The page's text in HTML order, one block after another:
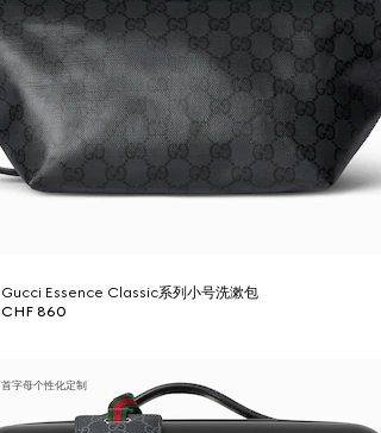
Gucci Essence Classic系列小号洗漱包
CHF 860
首字母个性化定制